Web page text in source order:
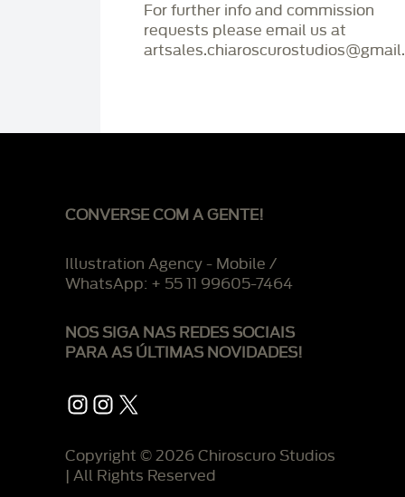
For further info and commission
requests please email us at
CONVERSE COM A GENTE!
Illustration Agency - Mobile /
WhatsApp: + 55 11 99605-7464
NOS SIGA NAS REDES SOCIAIS
PARA AS ÚLTIMAS NOVIDADES!
Instagram
Instagram
X
Copyright © 2026 Chiroscuro Studios
| All Rights Reserved